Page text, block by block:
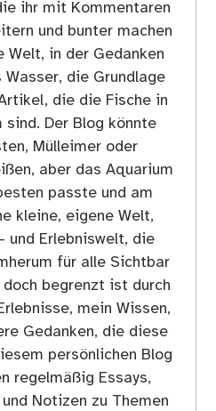
ihr mit Kommentaren
und bunter machen
Welt, in der Gedanken
die Grundlage
die die Fische in
sind. Der Blog könnte
Mülleimer oder
aber das Aquarium
passte und am
kleine, eigene Welt,
und Erlebniswelt, die
für alle Sichtbar
begrenzt ist durch
mein Wissen,
Gedanken, die diese
persönlichen Blog
regelmäßig Essays,
Notizen zu Themen